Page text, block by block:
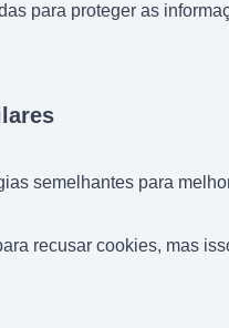
para proteger as
semelhantes para
recusar cookies, mas